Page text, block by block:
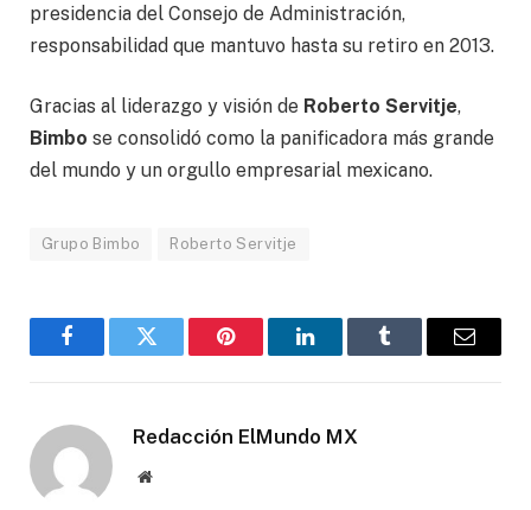
presidencia del Consejo de Administración,
responsabilidad que mantuvo hasta su retiro en 2013.
Gracias al liderazgo y visión de Roberto Servitje,
Bimbo se consolidó como la panificadora más grande
del mundo y un orgullo empresarial mexicano.
Grupo Bimbo Roberto Servitje
FacebookGorjeo Pinterest LinkedInTumblr
Correo
Redacción ElMundo MX
Sitio